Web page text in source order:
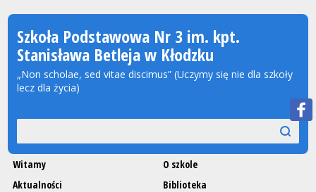
Szkoła Podstawowa Nr 3 im. kpt.
Stanisława Betleja w Kłodzku
„Non scholae, sed vitae discimus” (Uczymy się nie dla szkoły
lecz dla życia)
szukaj
Witamy
O szkole
Aktualności
Biblioteka